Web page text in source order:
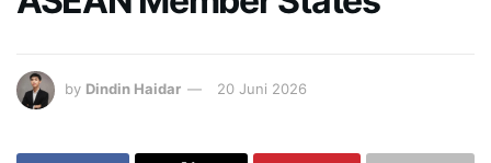
by Dindin Haidar 20 Juni 2026